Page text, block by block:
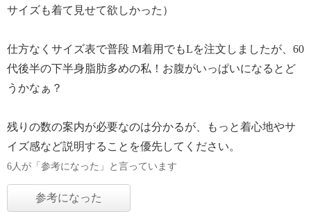
サイズも着て見せて欲しかった）
仕方なくサイズ表で普段 M着用でもLを注文しましたが、60
代後半の下半身脂肪多めの私！お腹がいっぱいになるとど
うかなぁ？
残りの数の案内が必要なのは分かるが、もっと着心地やサ
イズ感など説明することを優先してください。
6人が「参考になった」と言っています
参考になった